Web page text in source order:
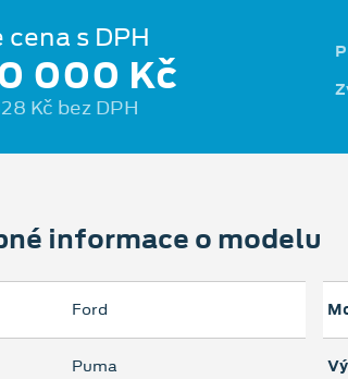
cena s DPH
000 Kč
Kč bez DPH
informace o modelu
Ford
Puma